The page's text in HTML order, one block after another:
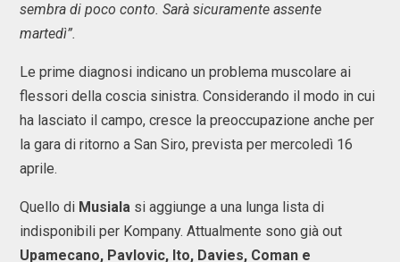
sembra di poco conto. Sarà sicuramente assente
martedì”.
Le prime diagnosi indicano un problema muscolare ai
flessori della coscia sinistra. Considerando il modo in cui
ha lasciato il campo, cresce la preoccupazione anche per
la gara di ritorno a San Siro, prevista per mercoledì 16
aprile.
Quello di Musiala si aggiunge a una lunga lista di
indisponibili per Kompany. Attualmente sono già out
Upamecano, Pavlovic, Ito, Davies, Coman e